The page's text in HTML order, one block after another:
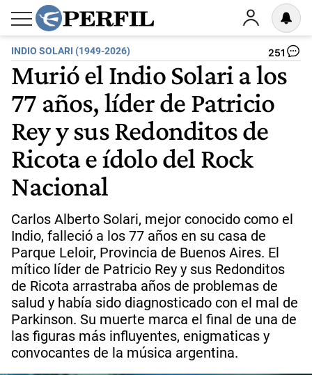
INDIO SOLARI (1949-2026) 251
Murió el Indio Solari a los
77 años, líder de Patricio
Rey y sus Redonditos de
Ricota e ídolo del Rock
Nacional
Carlos Alberto Solari, mejor conocido como el
Indio, falleció a los 77 años en su casa de
Parque Leloir, Provincia de Buenos Aires. El
mítico líder de Patricio Rey y sus Redonditos
de Ricota arrastraba años de problemas de
salud y había sido diagnosticado con el mal de
Parkinson. Su muerte marca el final de una de
las figuras más influyentes, enigmaticas y
convocantes de la música argentina.